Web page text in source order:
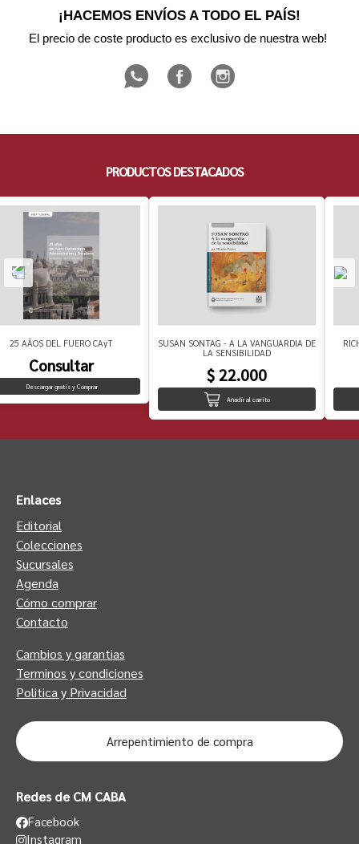
¡HACEMOS ENVÍOS A TODO EL PAÍS!
El precio de coste producto es exclusivo de nuestra web!
PRODUCTOS DESTACADOS
25 AÃOS DEL FUERO CAyT
Consultar
Descargar gratis y Comprar
SUSAN SONTAG - A LA VANGUARDIA DE
LA SENSIBILIDAD
$ 22.000
Añadir al carrito
Enlaces
Editorial
Colecciones
Sucursales
Agenda
Cómo comprar
Contacto
Cambios y garantias
Terminos y condiciones
Politica y Privacidad
Arrepentimiento de compra
Redes de CM CABA
Facebook
Instagram